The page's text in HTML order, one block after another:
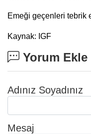
Emeği geçenleri tebrik
Kaynak: IGF
Yorum Ekle
Adınız Soyadınız
Mesaj